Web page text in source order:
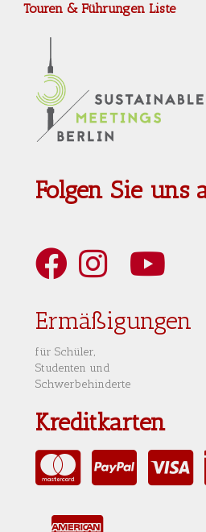
Touren & Führungen Liste
Folgen Sie uns
Art Berlin Facebook
Art Berlin Instagram
Art Berlin
Art Berlin
Ermäßigungen
für Schüler,
Studenten und
Schwerbehinderte
Kreditkarten
MasterCardPayPal VISA